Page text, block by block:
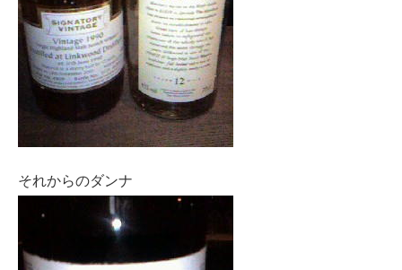
それからのダンナ